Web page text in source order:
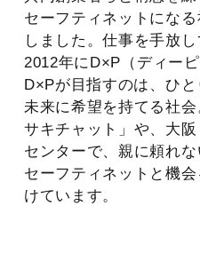
セーフティネットにな
しました。仕事を手放
2012年にD×P（ディー
D×Pが目指すのは、ひ
未来に希望を持てる社
サキチャット」や、大
センターで、親に頼れな
セーフティネットと機
けています。